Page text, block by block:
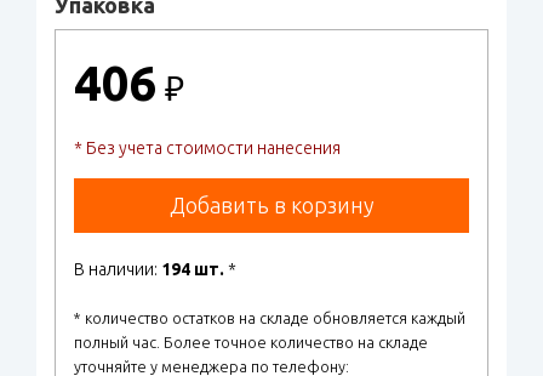
406 ₽
* Без учета стоимости нанесения
Добавить в корзину
В наличии: 194 шт. *
* количество остатков на складе обновляется каждый
полный час. Более точное количество на складе
уточняйте у менеджера по телефону: